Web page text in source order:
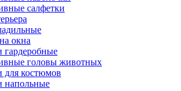
салфетки
окна
гардеробные
головы животных
для костюмов
напольные